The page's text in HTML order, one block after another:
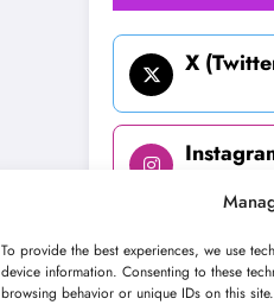
To provide the best experiences, we use
device information. Consenting to these
browsing behavior or unique IDs on this
X
LinkedIn